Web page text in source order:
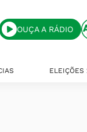
OUÇA A RÁDIO
ELEIÇÕES